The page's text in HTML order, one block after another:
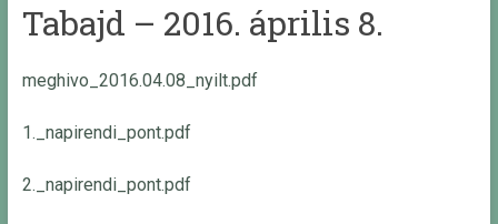
Tabajd – 2016. április 8.
meghivo_2016.04.08_nyilt.pdf
1._napirendi_pont.pdf
2._napirendi_pont.pdf